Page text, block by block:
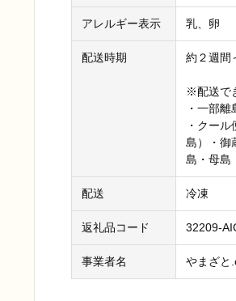
アレルギー表示 乳、卵
配送時期 約２週間
※配送で
・一部
・クー
島）・御
島・母島
配送 冷凍
返礼品コード 32209-
事業者名 やまざと